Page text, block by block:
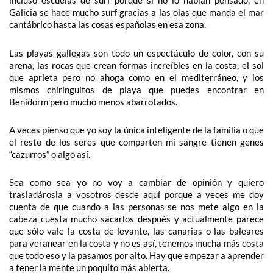
Galicia se hace mucho surf gracias a las olas que manda el mar
cantábrico hasta las cosas españolas en esa zona.
Las playas gallegas son todo un espectáculo de color, con su
arena, las rocas que crean formas increíbles en la costa, el sol
que aprieta pero no ahoga como en el mediterráneo, y los
mismos chiringuitos de playa que puedes encontrar en
Benidorm pero mucho menos abarrotados.
A veces pienso que yo soy la única inteligente de la familia o que
el resto de los seres que comparten mi sangre tienen genes
“cazurros” o algo así.
Sea como sea yo no voy a cambiar de opinión y quiero
trasladárosla a vosotros desde aquí porque a veces me doy
cuenta de que cuando a las personas se nos mete algo en la
cabeza cuesta mucho sacarlos después y actualmente parece
que sólo vale la costa de levante, las canarias o las baleares
para veranear en la costa y no es así, tenemos mucha más costa
que todo eso y la pasamos por alto. Hay que empezar a aprender
a tener la mente un poquito más abierta.